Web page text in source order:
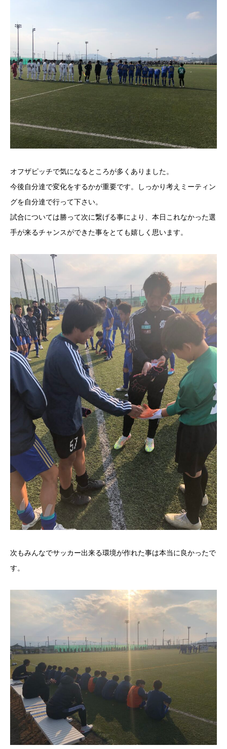
オフザピッチで気になるところが多くありました。
今後自分達で変化をするかが重要です。しっかり考えミーティン
グを自分達で行って下さい。
試合については勝って次に繋げる事により、本日これなかった選
手が来るチャンスができた事をとても嬉しく思います。
次もみんなでサッカー出来る環境が作れた事は本当に良かったで
す。